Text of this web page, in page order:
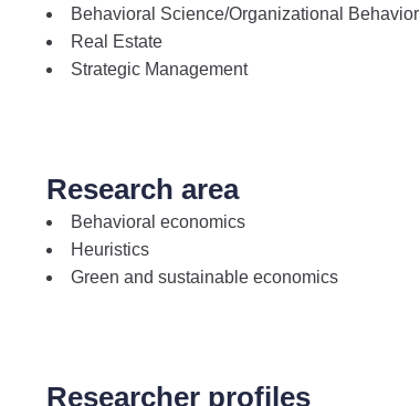
Behavioral Science/Organizational Behavior
Real Estate
Strategic Management
Research area
Behavioral economics
Heuristics
Green and sustainable economics
Researcher profiles